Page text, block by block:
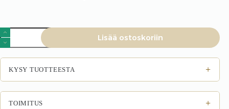
VENTO
GC-
80/72
yläsäilytyskaluste
viemärillä,
väri:
valkoinen
/
valkoinen
Lisää ostoskoriin
KYSY TUOTTEESTA +
TOIMITUS +